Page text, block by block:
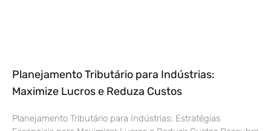
Planejamento Tributário para Indústrias:
Maximize Lucros e Reduza Custos
Planejamento Tributário para Indústrias: Estratégias